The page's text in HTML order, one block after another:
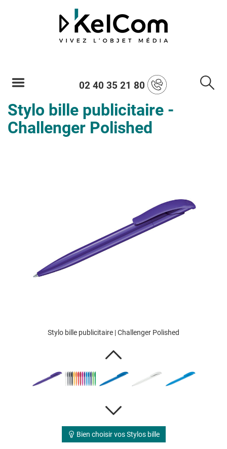
02 40 35 21 80
Stylo bille publicitaire -
Challenger Polished
Stylo bille publicitaire | Challenger Polished
Bien choisir vos Stylos bille